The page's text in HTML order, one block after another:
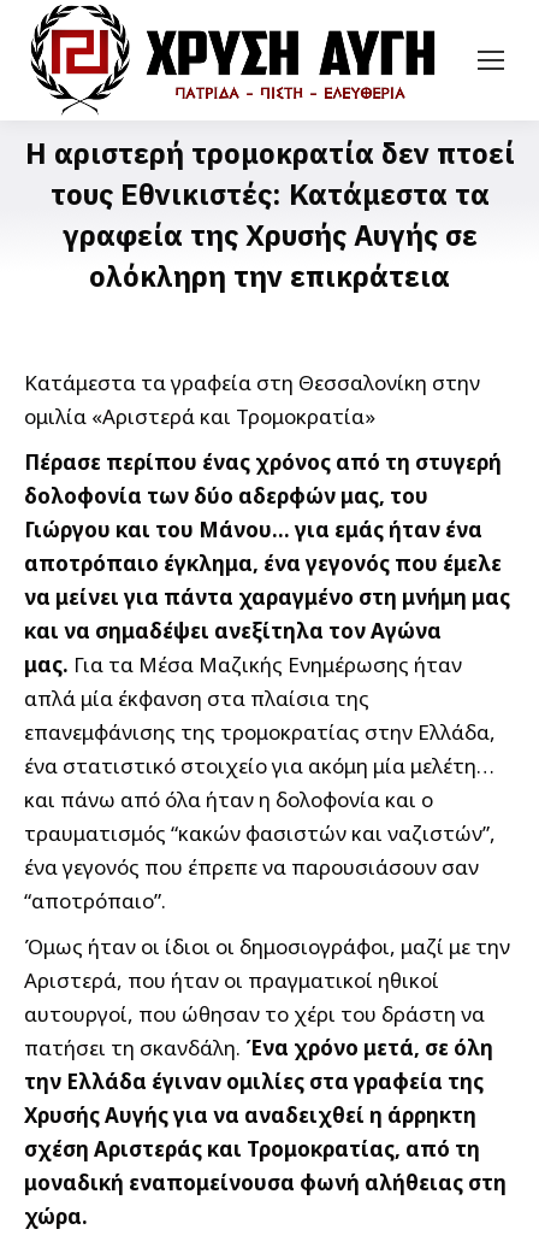
Η αριστερή τρομοκρατία δεν πτοεί
τους Εθνικιστές: Κατάμεστα τα
γραφεία της Χρυσής Αυγής σε
ολόκληρη την επικράτεια
Κατάμεστα τα γραφεία στη Θεσσαλονίκη στην
ομιλία «Αριστερά και Τρομοκρατία»
Πέρασε περίπου ένας χρόνος από τη στυγερή
δολοφονία των δύο αδερφών μας, του
Γιώργου και του Μάνου… για εμάς ήταν ένα
αποτρόπαιο έγκλημα, ένα γεγονός που έμελε
να μείνει για πάντα χαραγμένο στη μνήμη μας
και να σημαδέψει ανεξίτηλα τον Αγώνα
μας. Για τα Μέσα Μαζικής Ενημέρωσης ήταν
απλά μία έκφανση στα πλαίσια της
επανεμφάνισης της τρομοκρατίας στην Ελλάδα,
ένα στατιστικό στοιχείο για ακόμη μία μελέτη…
και πάνω από όλα ήταν η δολοφονία και ο
τραυματισμός “κακών φασιστών και ναζιστών”,
ένα γεγονός που έπρεπε να παρουσιάσουν σαν
“αποτρόπαιο”.
Όμως ήταν οι ίδιοι οι δημοσιογράφοι, μαζί με την
Αριστερά, που ήταν οι πραγματικοί ηθικοί
αυτουργοί, που ώθησαν το χέρι του δράστη να
πατήσει τη σκανδάλη. Ένα χρόνο μετά, σε όλη
την Ελλάδα έγιναν ομιλίες στα γραφεία της
Χρυσής Αυγής για να αναδειχθεί η άρρηκτη
σχέση Αριστεράς και Τρομοκρατίας, από τη
μοναδική εναπομείνουσα φωνή αλήθειας στη
χώρα.